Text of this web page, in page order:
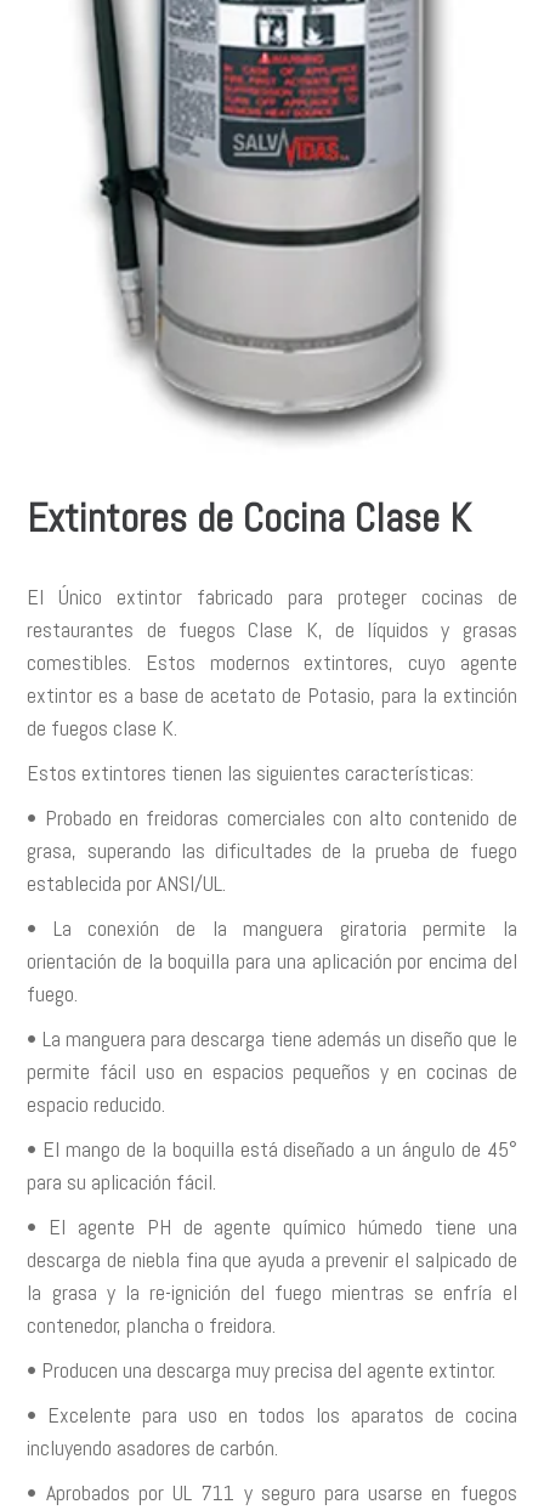
Extintores de Cocina Clase K
El Único extintor fabricado para proteger cocinas de
restaurantes de fuegos Clase K, de líquidos y grasas
comestibles. Estos modernos extintores, cuyo agente
extintor es a base de acetato de Potasio, para la extinción
de fuegos clase K.
Estos extintores tienen las siguientes características:
• Probado en freidoras comerciales con alto contenido de
grasa, superando las dificultades de la prueba de fuego
establecida por ANSI/UL.
• La conexión de la manguera giratoria permite la
orientación de la boquilla para una aplicación por encima del
fuego.
• La manguera para descarga tiene además un diseño que le
permite fácil uso en espacios pequeños y en cocinas de
espacio reducido.
• El mango de la boquilla está diseñado a un ángulo de 45°
para su aplicación fácil.
• El agente PH de agente químico húmedo tiene una
descarga de niebla fina que ayuda a prevenir el salpicado de
la grasa y la re-ignición del fuego mientras se enfría el
contenedor, plancha o freidora.
• Producen una descarga muy precisa del agente extintor.
• Excelente para uso en todos los aparatos de cocina
incluyendo asadores de carbón.
• Aprobados por UL 711 y seguro para usarse en fuegos